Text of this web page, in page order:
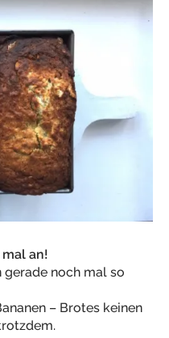
an!
noch mal so
– Brotes keinen